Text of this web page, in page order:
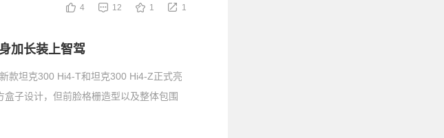
4 12 1 1
加长装上智驾
款坦克300 Hi4-T和坦克300 Hi4-Z正式亮
子设计，但前脸格栅造型以及整体包围